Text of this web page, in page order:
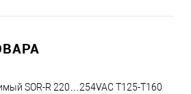
SOR-R 220…254VAC T125-T160